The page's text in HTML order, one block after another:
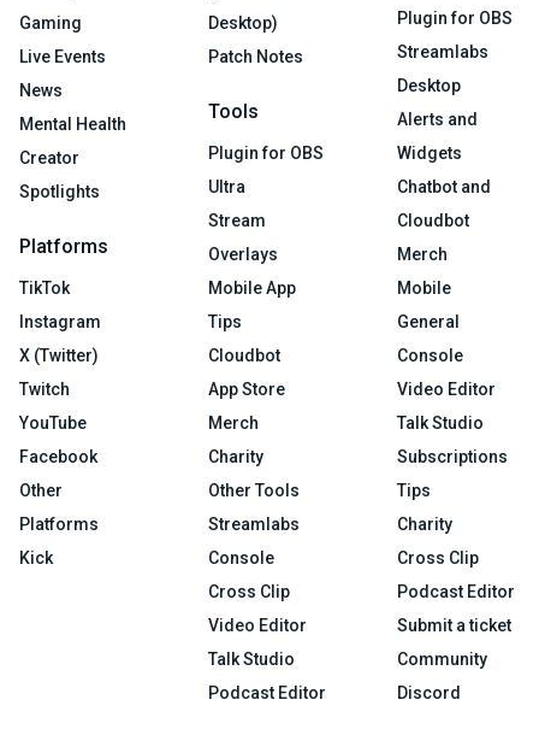
Gaming
Live Events
News
Mental Health
Creator
Spotlights
Platforms
TikTok
Instagram
X (Twitter)
Twitch
YouTube
Facebook
Other
Platforms
Kick
Desktop)
Patch Notes
Tools
Plugin for OBS
Ultra
Stream
Overlays
Mobile App
Tips
Cloudbot
App Store
Merch
Charity
Other Tools
Streamlabs
Console
Cross Clip
Video Editor
Talk Studio
Podcast Editor
Plugin for OBS
Streamlabs
Desktop
Alerts and
Widgets
Chatbot and
Cloudbot
Merch
Mobile
General
Console
Video Editor
Talk Studio
Subscriptions
Tips
Charity
Cross Clip
Podcast Editor
Submit a ticket
Community
Discord